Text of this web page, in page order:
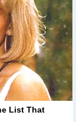
List That